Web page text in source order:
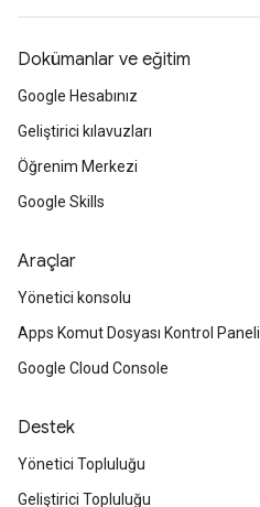
Dokümanlar ve eğitim
Google Hesabınız
Geliştirici kılavuzları
Öğrenim Merkezi
Google Skills
Araçlar
Yönetici konsolu
Apps Komut Dosyası Kontrol Paneli
Google Cloud Console
Destek
Yönetici Topluluğu
Geliştirici Topluluğu